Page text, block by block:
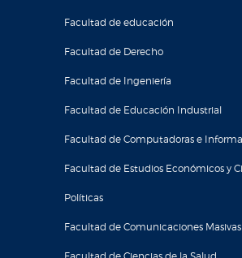
Facultad de educación
Facultad de Derecho
Facultad de Ingeniería
Facultad de Educación Industrial
Facultad de Computadoras e
Facultad de Estudios Económicos y
Políticas
Facultad de Comunicaciones Masivas